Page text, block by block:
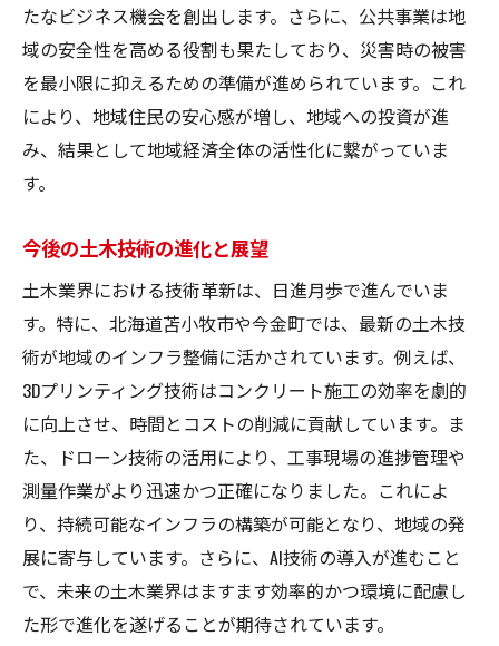
地域社会と共に進化する土木技術
地域の未来を築く土木技術の可能性
苫小牧市での成功事例から学ぶ土木業界の可能
性
苫小牧市の環境に適した技術の採用
プロジェクト成功を導く要因と秘訣
他地域への応用可能な成功事例とは
成功事例が示す土木業界の未来
地域課題解決に挑む土木業界の最前線
地域課題に立ち向かう土木業界の使命
地域特有の課題とその解決策
土木業界が創り出す地域の未来像
最前線で活躍する土木技術者の声
現場から見た地域課題へのアプローチ
土木業界が描く地域課題の解決ビジョン
たなビジネス機会を創出します。さらに、公共事業は地
域の安全性を高める役割も果たしており、災害時の被害
を最小限に抑えるための準備が進められています。これ
により、地域住民の安心感が増し、地域への投資が進
み、結果として地域経済全体の活性化に繋がっていま
す。
今後の土木技術の進化と展望
土木業界における技術革新は、日進月歩で進んでいま
す。特に、北海道苫小牧市や今金町では、最新の土木技
術が地域のインフラ整備に活かされています。例えば、
3Dプリンティング技術はコンクリート施工の効率を劇的
に向上させ、時間とコストの削減に貢献しています。ま
た、ドローン技術の活用により、工事現場の進捗管理や
測量作業がより迅速かつ正確になりました。これによ
り、持続可能なインフラの構築が可能となり、地域の発
展に寄与しています。さらに、AI技術の導入が進むこと
で、未来の土木業界はますます効率的かつ環境に配慮し
た形で進化を遂げることが期待されています。